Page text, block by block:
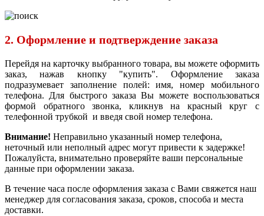
2. Оформление и подтверждение заказа
Перейдя на карточку выбранного товара, вы можете оформить
заказ, нажав кнопку "купить". Оформление заказа
подразумевает заполнение полей: имя, номер мобильного
телефона. Для быстрого заказа Вы можете воспользоваться
формой обратного звонка, кликнув на красный круг с
телефонной трубкой и введя свой номер телефона.
Внимание! Неправильно указанный номер телефона,
неточный или неполный адрес могут привести к задержке!
Пожалуйста, внимательно проверяйте ваши персональные
данные при оформлении заказа.
В течение часа после оформления заказа с Вами свяжется наш
менеджер для согласования заказа, сроков, способа и места
доставки.